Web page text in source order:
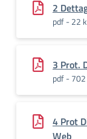
2
pdf - 22
3 Prot.
pdf -
4 Prot
Web